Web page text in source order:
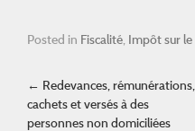
Posted in Fiscalité Impôt sur
Post navigation
← Redevances, rémunérations,
cachets et versés à des
personnes non domiciliées